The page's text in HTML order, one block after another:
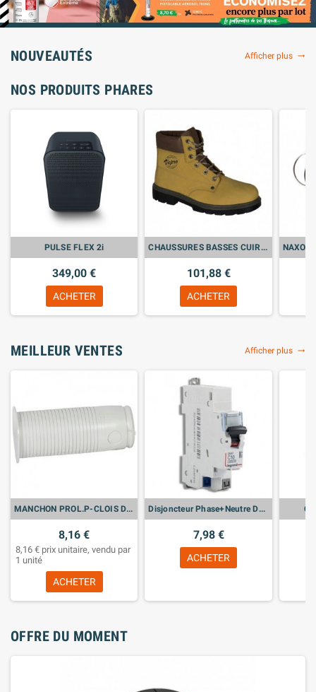
NOUVEAUTÉS Afficher plus trending_flat
NOS PRODUITS PHARES
PULSE FLEX 2i
349,00 €
ACHETER
CHAUSSURES BASSES CUIR NUBUCK NOIR S3
101,88 €
ACHETER
MEILLEUR VENTES Afficher plus trending_flat
MANCHON PROL.P-CLOIS DOUBLAGE
8,16 €
8,16 € prix unitaire, vendu par
1 unité
ACHETER
Disjoncteur Phase+Neutre DNX³4500 6kA arrivée et sortie borne automatique - 1P+N 230V~ 10A courbe C - 1 module - LEG406782
7,98 €
ACHETER
OFFRE DU MOMENT